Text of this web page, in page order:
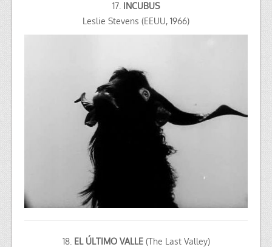
17. INCUBUS
Leslie Stevens (EEUU, 1966)
18. EL ÚLTIMO VALLE (The Last Valley)